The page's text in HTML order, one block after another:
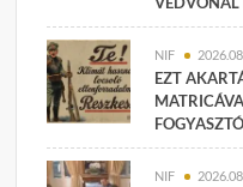
NIF
EZT
NIF